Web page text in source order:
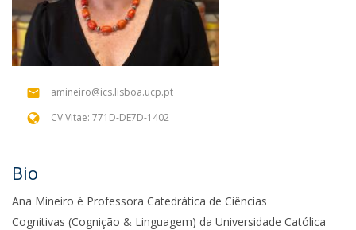
amineiro@ics.lisboa.ucp.pt
CV Vitae: 771D-DE7D-1402
Bio
Ana Mineiro é Professora Catedrática de Ciências
Cognitivas (Cognição & Linguagem) da Universidade Católica